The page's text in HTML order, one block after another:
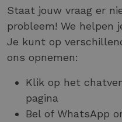
Staat jouw vraag er
probleem! We helpen
Je kunt op
ons opnemen:
Klik op het
pagina
Bel of WhatsApp